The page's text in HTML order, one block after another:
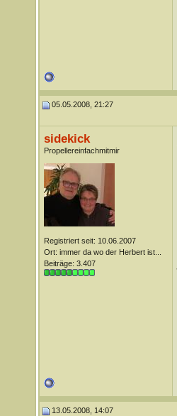
05.05.2008, 21:27
sidekick
Propellereinfachmitmir
Registriert seit: 10.06.2007
Ort: immer da wo der Herbert ist...
Beiträge: 3.407
13.05.2008, 14:07